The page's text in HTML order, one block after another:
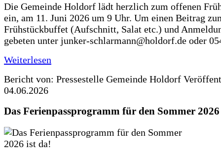
Die Gemeinde Holdorf lädt herzlich zum offenen
ein, am 11. Juni 2026 um 9 Uhr. Um einen Beitrag
Frühstückbuffet (Aufschnitt, Salat etc.) und
gebeten unter junker-schlarmann@holdorf.de oder
Weiterlesen
Bericht von: Pressestelle Gemeinde Holdorf
04.06.2026
Das Ferienpassprogramm für den Sommer